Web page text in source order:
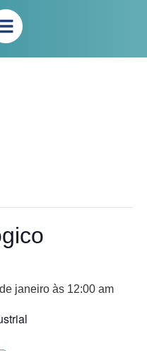
janeiro às 12:00 am